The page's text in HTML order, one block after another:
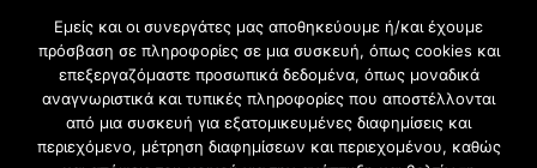
Εγγραφή στο Newsletter
Γίνετε μέλος της μεγαλύτερης διαδικτυακής κοινότητας, ειδικά
Εμείς και οι συνεργάτες μας αποθηκεύουμε ή/και έχουμε
πρόσβαση σε πληροφορίες σε μια συσκευή, όπως cookies και
επεξεργαζόμαστε προσωπικά δεδομένα, όπως μοναδικά
αναγνωριστικά και τυπικές πληροφορίες που αποστέλλονται
από μια συσκευή για εξατομικευμένες διαφημίσεις και
περιεχόμενο, μέτρηση διαφημίσεων και περιεχομένου, καθώς